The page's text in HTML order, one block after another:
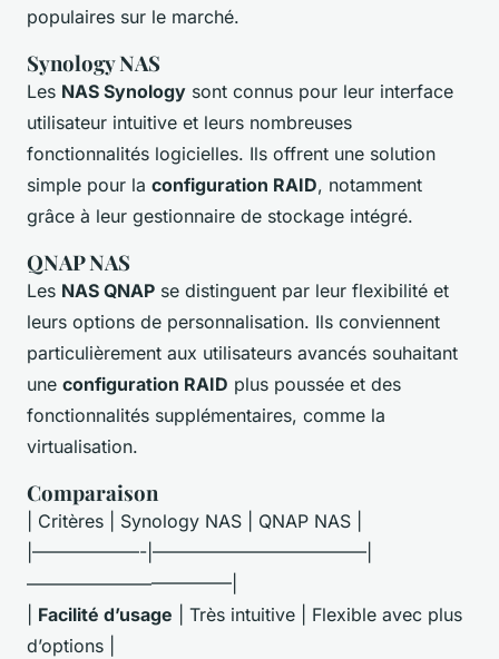
populaires sur le marché.
Synology NAS
Les NAS Synology sont connus pour leur interface
utilisateur intuitive et leurs nombreuses
fonctionnalités logicielles. Ils offrent une solution
simple pour la configuration RAID, notamment
grâce à leur gestionnaire de stockage intégré.
QNAP NAS
Les NAS QNAP se distinguent par leur flexibilité et
leurs options de personnalisation. Ils conviennent
particulièrement aux utilisateurs avancés souhaitant
une configuration RAID plus poussée et des
fonctionnalités supplémentaires, comme la
virtualisation.
Comparaison
| Critères | Synology NAS | QNAP NAS |
|——————-|————————————|
———————————–|
Facilité d’usage | Très intuitive | Flexible avec plus
d’options |